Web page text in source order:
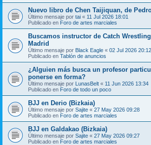
Nuevo libro de Chen Taijiquan, de
Último mensaje por tai « 11 Jul 2026 18:01
Publicado en Foro de artes marciales
Buscamos instructor de Catch
Madrid
Último mensaje por Black Eagle « 02 Jul 2026 20:12
Publicado en Tablón de anuncios
¿Alguien más busca un profesor
ponerse en forma?
Último mensaje por LunasBelt « 11 Jun 2026 13:34
Publicado en Foro de todo un poco
BJJ en Derio (Bizkaia)
Último mensaje por Sajite « 27 May 2026 09:28
Publicado en Foro de artes marciales
BJJ en Galdakao (Bizkaia)
Último mensaje por Sajite « 27 May 2026 09:27
Publicado en Foro de artes marciales